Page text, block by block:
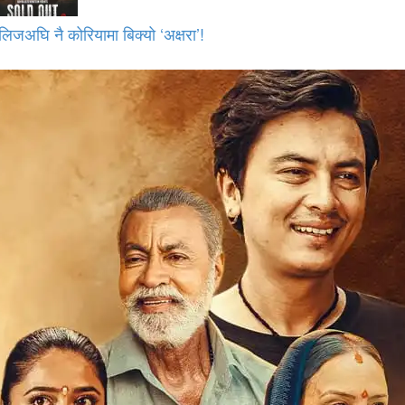
नै कोरियामा बिक्यो ‘अक्षरा’!